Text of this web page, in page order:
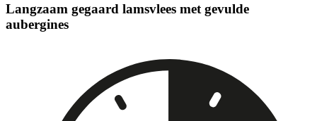
Langzaam gegaard lamsvlees met gevulde
aubergines